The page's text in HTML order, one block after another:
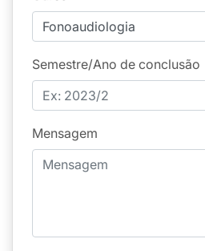
Semestre/Ano de conclusão
Mensagem